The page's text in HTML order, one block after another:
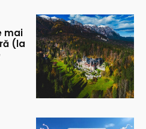
mai
(la